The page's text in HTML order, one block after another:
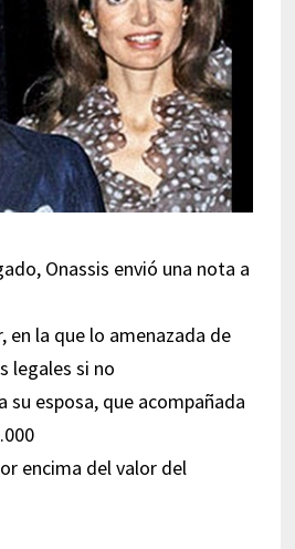
Onassis envió una nota a
en la que lo amenazada de
legales si no
su esposa, que acompañada
encima del valor del